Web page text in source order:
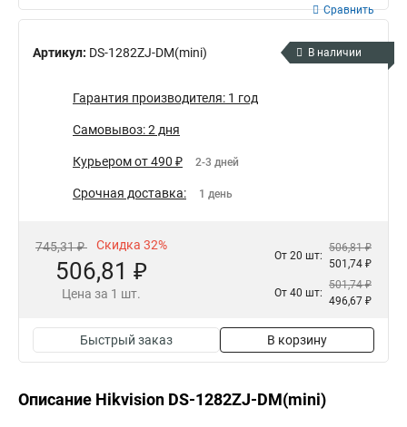
Артикул: DS-1282ZJ-DM(mini)
Сравнить
В наличии
Гарантия производителя: 1 год
Самовывоз: 2 дня
Курьером от 490 ₽ 2-3 дней
Срочная доставка: 1 день
745,31 ₽ Скидка 32%
506,81 ₽
Цена за 1 шт.
От 20 шт:
506,81 ₽
501,74 ₽
От 40 шт:
501,74 ₽
496,67 ₽
Быстрый заказ В корзину
Описание Hikvision DS-1282ZJ-DM(mini)